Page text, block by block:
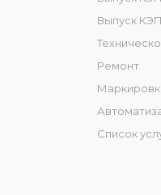
Выпуск
Ремонт
Список